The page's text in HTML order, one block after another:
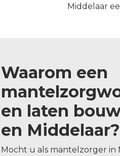
Middelaar
Waarom een
en laten
en Middelaar?
Mocht u als mantelzorger in